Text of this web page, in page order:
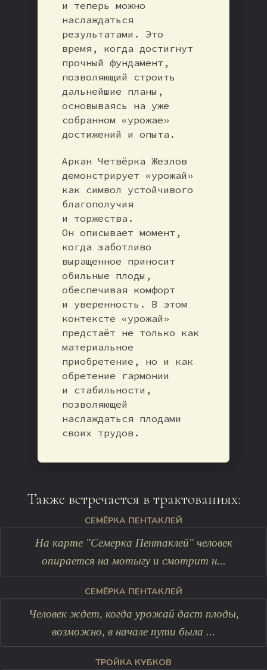
и теперь можно
наслаждаться
результатами. Это
время, когда достигнут
прочный фундамент,
позволяющий строить
дальнейшие планы,
основываясь на уже
собранном «урожае»
достижений и опыта.
Аркан Четвёрка Жезлов
демонстрирует «урожай»
как символ устойчивого
благополучия
и торжества.
Он описывает момент,
когда заботливо
выращенное приносит
обильные плоды,
обеспечивая комфорт
и уверенность. В этом
контексте «урожай»
предстаёт не только как
материальное
приобретение, но и как
обретение гармонии
и стабильности,
позволяющей
наслаждаться плодами
своих трудов.
Также встречается в трактованиях:
СЕМЁРКА ПЕНТАКЛЕЙ
На карте "Семерка Пентаклей" человек
опирается на мотыгу и смотрит н...
СЕМЁРКА ПЕНТАКЛЕЙ
Человек ждет, когда урожай даст плоды,
возможно, в начале пути была ...
ТРОЙКА КУБКОВ